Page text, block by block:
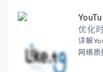
优化
详解
网络质